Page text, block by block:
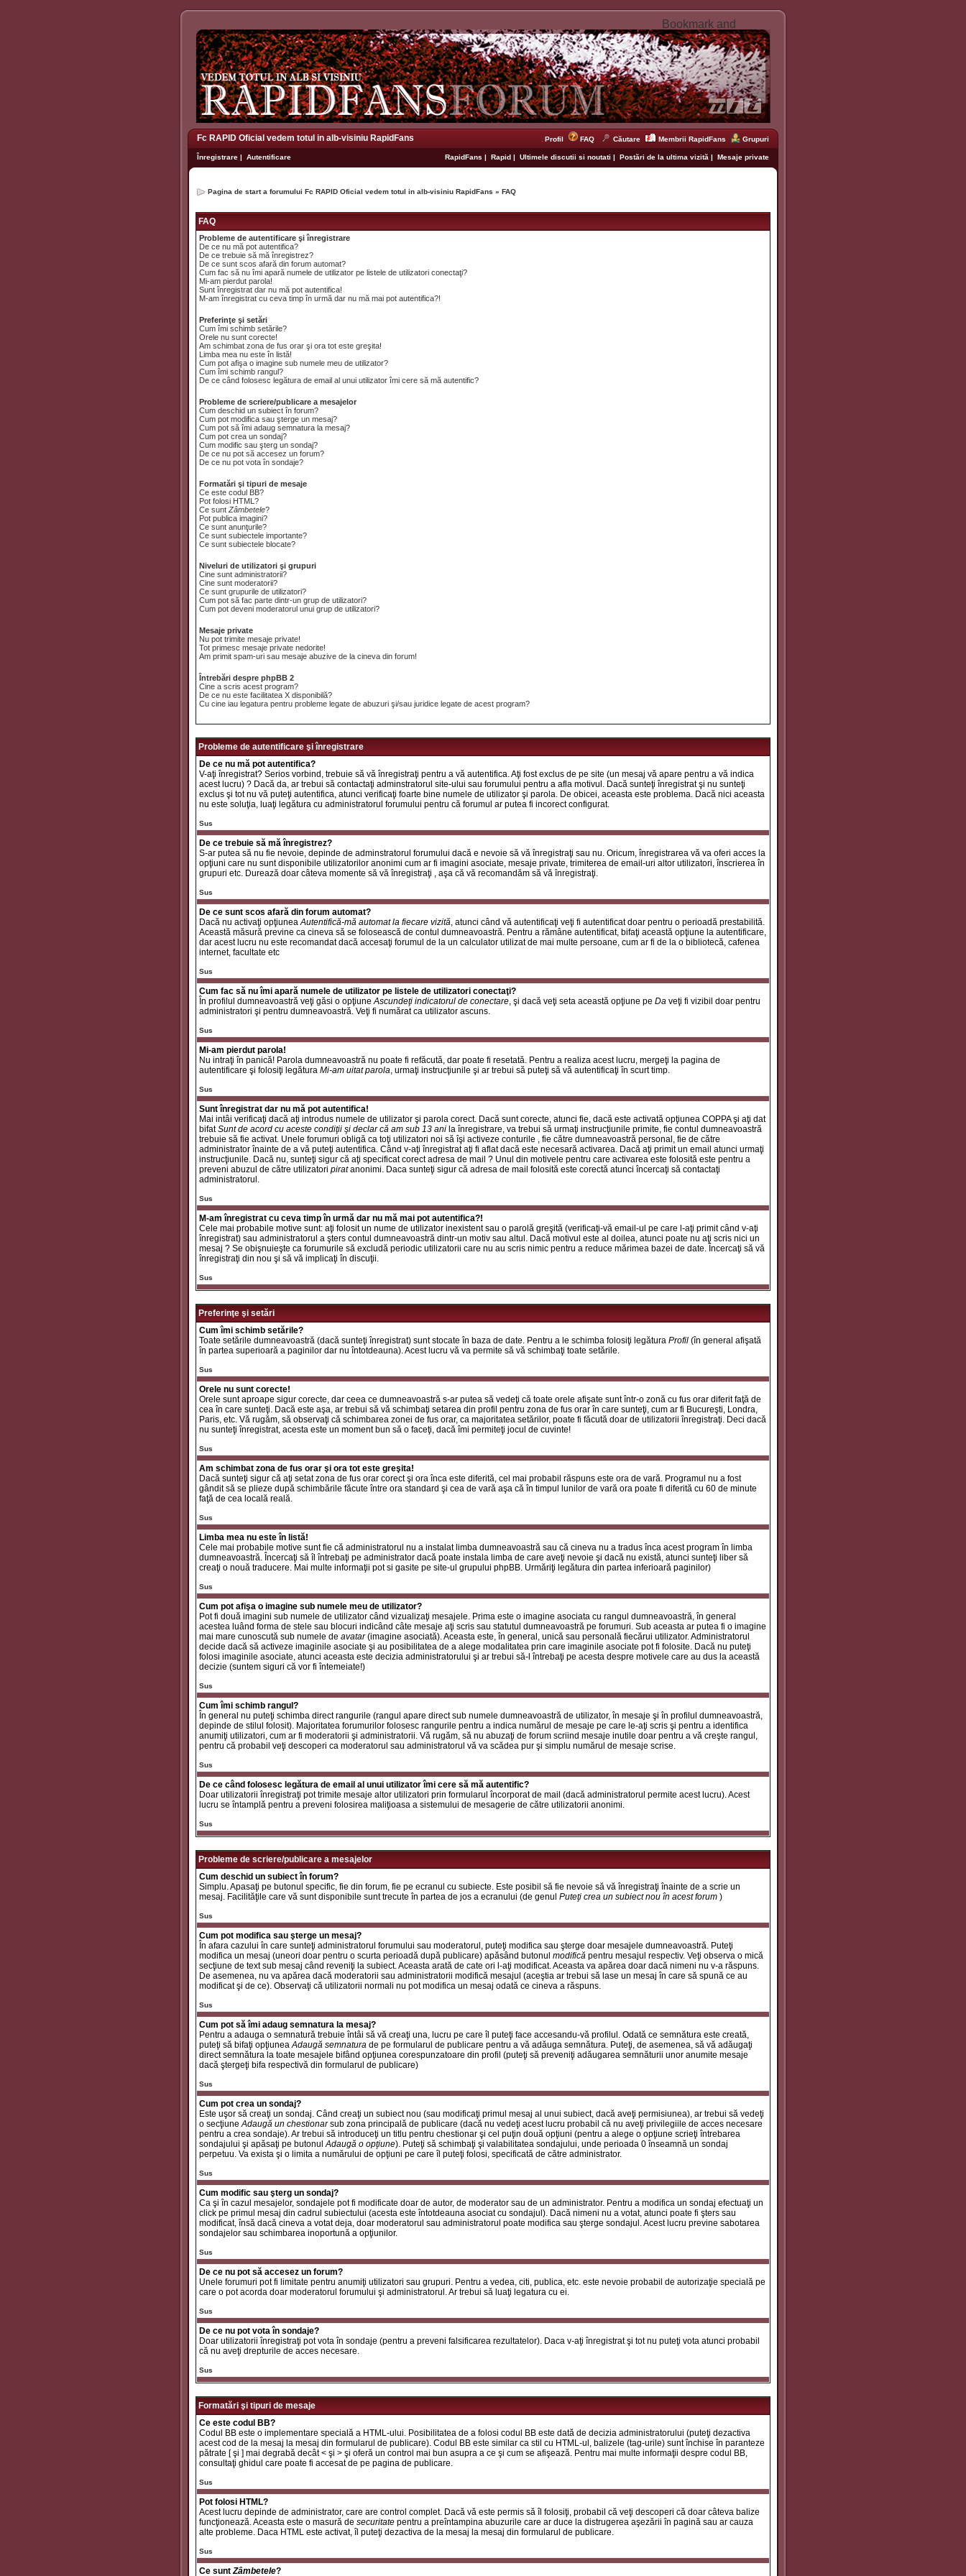
Fc RAPID Oficial vedem totul in alb-visiniu RapidFans Profil FAQ Căutare Membrii RapidFans Grupuri
Înregistrare | Autentificare RapidFans | Rapid | Ultimele discutii si noutati | Postări de la ultima vizită | Mesaje private
Pagina de start a forumului Fc RAPID Oficial vedem totul in alb-visiniu RapidFans » FAQ
FAQ
Probleme de autentificare şi înregistrare
De ce nu mă pot autentifica?
De ce trebuie să mă înregistrez?
De ce sunt scos afară din forum automat?
Cum fac să nu îmi apară numele de utilizator pe listele de utilizatori conectaţi?
Mi-am pierdut parola!
Sunt înregistrat dar nu mă pot autentifica!
M-am înregistrat cu ceva timp în urmă dar nu mă mai pot autentifica?!
Preferinţe şi setări
Cum îmi schimb setările?
Orele nu sunt corecte!
Am schimbat zona de fus orar şi ora tot este greşita!
Limba mea nu este în listă!
Cum pot afişa o imagine sub numele meu de utilizator?
Cum îmi schimb rangul?
De ce când folosesc legătura de email al unui utilizator îmi cere să mă autentific?
Probleme de scriere/publicare a mesajelor
Cum deschid un subiect în forum?
Cum pot modifica sau şterge un mesaj?
Cum pot să îmi adaug semnatura la mesaj?
Cum pot crea un sondaj?
Cum modific sau şterg un sondaj?
De ce nu pot să accesez un forum?
De ce nu pot vota în sondaje?
Formatări şi tipuri de mesaje
Ce este codul BB?
Pot folosi HTML?
Ce sunt Zâmbetele?
Pot publica imagini?
Ce sunt anunţurile?
Ce sunt subiectele importante?
Ce sunt subiectele blocate?
Niveluri de utilizatori şi grupuri
Cine sunt administratorii?
Cine sunt moderatorii?
Ce sunt grupurile de utilizatori?
Cum pot să fac parte dintr-un grup de utilizatori?
Cum pot deveni moderatorul unui grup de utilizatori?
Mesaje private
Nu pot trimite mesaje private!
Tot primesc mesaje private nedorite!
Am primit spam-uri sau mesaje abuzive de la cineva din forum!
Întrebări despre phpBB 2
Cine a scris acest program?
De ce nu este facilitatea X disponibilă?
Cu cine iau legatura pentru probleme legate de abuzuri şi/sau juridice legate de acest program?
Probleme de autentificare şi înregistrare
De ce nu mă pot autentifica?
V-aţi înregistrat? Serios vorbind, trebuie să vă înregistraţi pentru a vă autentifica. Aţi fost exclus de pe site (un mesaj vă apare pentru a vă indica
acest lucru) ? Dacă da, ar trebui să contactaţi adminstratorul site-ului sau forumului pentru a afla motivul. Dacă sunteţi înregistrat şi nu sunteţi
exclus şi tot nu vă puteţi autentifica, atunci verificaţi foarte bine numele de utilizator şi parola. De obicei, aceasta este problema. Dacă nici aceasta
nu este soluţia, luaţi legătura cu administratorul forumului pentru că forumul ar putea fi incorect configurat.
Sus
De ce trebuie să mă înregistrez?
S-ar putea să nu fie nevoie, depinde de adminstratorul forumului dacă e nevoie să vă înregistraţi sau nu. Oricum, înregistrarea vă va oferi acces la
opţiuni care nu sunt disponibile utilizatorilor anonimi cum ar fi imagini asociate, mesaje private, trimiterea de email-uri altor utilizatori, înscrierea în
grupuri etc. Durează doar câteva momente să vă înregistraţi , aşa că vă recomandăm să vă înregistraţi.
Sus
De ce sunt scos afară din forum automat?
Dacă nu activaţi opţiuneaAutentifică-mă automat la fiecare vizită, atunci când vă autentificaţi veţi fi autentificat doar pentru o perioadă prestabilită.
Această măsură previne ca cineva să se folosească de contul dumneavoastră. Pentru a rămâne autentificat, bifaţi această opţiune la autentificare,
dar acest lucru nu este recomandat dacă accesaţi forumul de la un calculator utilizat de mai multe persoane, cum ar fi de la o bibliotecă, cafenea
internet, facultate etc
Sus
Cum fac să nu îmi apară numele de utilizator pe listele de utilizatori conectaţi?
În profilul dumneavoastră veţi găsi o opţiuneAscundeţi indicatorul de conectare, şi dacă veţi seta această opţiune pe Da veţi fi vizibil doar pentru
administratori şi pentru dumneavoastră. Veţi fi numărat ca utilizator ascuns.
Sus
Mi-am pierdut parola!
Nu intraţi în panică! Parola dumneavoastră nu poate fi refăcută, dar poate fi resetată. Pentru a realiza acest lucru, mergeţi la pagina de
autentificare şi folosiţi legătura Mi-am uitat parola, urmaţi instrucţiunile şi ar trebui să puteţi să vă autentificaţi în scurt timp.
Sus
Sunt înregistrat dar nu mă pot autentifica!
Mai intâi verificaţi dacă aţi introdus numele de utilizator şi parola corect. Dacă sunt corecte, atunci fie, dacă este activată opţiunea COPPA şi aţi dat
bifatSunt de acord cu aceste condiţii şi declar că am sub 13 ani la înregistrare, va trebui să urmaţi instrucţiunile primite, fie contul dumneavoastră
trebuie să fie activat. Unele forumuri obligă ca toţi utilizatori noi să îşi activeze conturile , fie către dumneavoastră personal, fie de către
administrator înainte de a vă puteţi autentifica. Când v-aţi înregistrat aţi fi aflat dacă este necesară activarea. Dacă aţi primit un email atunci urmaţi
instrucţiunile. Dacă nu, sunteţi sigur că aţi specificat corect adresa de mail ? Unul din motivele pentru care activarea este folosită este pentru a
preveni abuzul de către utilizatori piratanonimi. Daca sunteţi sigur că adresa de mail folosită este corectă atunci încercaţi să contactaţi
administratorul.
Sus
M-am înregistrat cu ceva timp în urmă dar nu mă mai pot autentifica?!
Cele mai probabile motive sunt: aţi folosit un nume de utilizator inexistent sau o parolă greşită (verificaţi-vă email-ul pe care l-aţi primit când v-aţi
înregistrat) sau administratorul a şters contul dumneavoastră dintr-un motiv sau altul. Dacă motivul este al doilea, atunci poate nu aţi scris nici un
mesaj ? Se obişnuieşte ca forumurile să excludă periodic utilizatorii care nu au scris nimic pentru a reduce mărimea bazei de date. Încercaţi să vă
înregistraţi din nou şi să vă implicaţi în discuţii.
Sus
Preferinţe şi setări
Cum îmi schimb setările?
Toate setările dumneavoastră (dacă sunteţi înregistrat) sunt stocate în baza de date. Pentru a le schimba folosiţi legătura Profil (în general afişată
în partea superioară a paginilor dar nu întotdeauna). Acest lucru vă va permite să vă schimbaţi toate setările.
Sus
Orele nu sunt corecte!
Orele sunt aproape sigur corecte, dar ceea ce dumneavoastră s-ar putea să vedeţi că toate orele afişate sunt într-o zonă cu fus orar diferit faţă de
cea în care sunteţi. Dacă este aşa, ar trebui să vă schimbaţi setarea din profil pentru zona de fus orar în care sunteţi, cum ar fi Bucureşti, Londra,
Paris, etc. Vă rugăm, să observaţi că schimbarea zonei de fus orar, ca majoritatea setărilor, poate fi făcută doar de utilizatorii înregistraţi. Deci dacă
nu sunteţi înregistrat, acesta este un moment bun să o faceţi, dacă îmi permiteţi jocul de cuvinte!
Sus
Am schimbat zona de fus orar şi ora tot este greşita!
Dacă sunteţi sigur că aţi setat zona de fus orar corect şi ora înca este diferită, cel mai probabil răspuns este ora de vară. Programul nu a fost
gândit să se plieze după schimbările făcute între ora standard şi cea de vară aşa că în timpul lunilor de vară ora poate fi diferită cu 60 de minute
faţă de cea locală reală.
Sus
Limba mea nu este în listă!
Cele mai probabile motive sunt fie că administratorul nu a instalat limba dumneavoastră sau că cineva nu a tradus înca acest program în limba
dumneavoastră. Încercaţi să îl întrebaţi pe administrator dacă poate instala limba de care aveţi nevoie şi dacă nu există, atunci sunteţi liber să
creaţi o nouă traducere. Mai multe informaţii pot si gasite pe site-ul grupului phpBB. Urmăriţi legătura din partea inferioară paginilor)
Sus
Cum pot afişa o imagine sub numele meu de utilizator?
Pot fi două imagini sub numele de utilizator când vizualizaţi mesajele. Prima este o imagine asociata cu rangul dumneavoastră, în general
acestea luând forma de stele sau blocuri indicând câte mesaje aţi scris sau statutul dumneavoastră pe forumuri. Sub aceasta ar putea fi o imagine
mai mare cunoscută sub numele de avatar(imagine asociată). Aceasta este, în general, unică sau personală fiecărui utilizator. Administratorul
decide dacă să activeze imaginile asociate şi au posibilitatea de a alege modalitatea prin care imaginile asociate pot fi folosite. Dacă nu puteţi
folosi imaginile asociate, atunci aceasta este decizia administratorului şi ar trebui să-l întrebaţi pe acesta despre motivele care au dus la această
decizie (suntem siguri că vor fi întemeiate!)
Sus
Cum îmi schimb rangul?
În general nu puteţi schimba direct rangurile (rangul apare direct sub numele dumneavoastră de utilizator, în mesaje şi în profilul dumneavoastră,
depinde de stilul folosit). Majoritatea forumurilor folosesc rangurile pentru a indica numărul de mesaje pe care le-aţi scris şi pentru a identifica
anumiţi utilizatori, cum ar fi moderatorii şi administratorii. Vă rugăm, să nu abuzaţi de forum scriind mesaje inutile doar pentru a vă creşte rangul,
pentru că probabil veţi descoperi ca moderatorul sau administratorul vă va scădea pur şi simplu numărul de mesaje scrise.
Sus
De ce când folosesc legătura de email al unui utilizator îmi cere să mă autentific?
Doar utilizatorii înregistraţi pot trimite mesaje altor utilizatori prin formularul încorporat de mail (dacă administratorul permite acest lucru). Acest
lucru se întamplă pentru a preveni folosirea maliţioasa a sistemului de mesagerie de către utilizatorii anonimi.
Sus
Probleme de scriere/publicare a mesajelor
Cum deschid un subiect în forum?
Simplu. Apasaţi pe butonul specific, fie din forum, fie pe ecranul cu subiecte. Este posibil să fie nevoie să vă înregistraţi înainte de a scrie un
mesaj. Facilităţile care vă sunt disponibile sunt trecute în partea de jos a ecranului (de genul Puteţi crea un subiect nou în acest forum )
Sus
Cum pot modifica sau şterge un mesaj?
În afara cazului în care sunteţi administratorul forumului sau moderatorul, puteţi modifica sau şterge doar mesajele dumneavoastră. Puteţi
modifica un mesaj (uneori doar pentru o scurta perioadă după publicare) apăsând butonul modifică pentru mesajul respectiv. Veţi observa o mică
secţiune de text sub mesaj când reveniţi la subiect. Aceasta arată de cate ori l-aţi modificat. Aceasta va apărea doar dacă nimeni nu v-a răspuns.
De asemenea, nu va apărea dacă moderatorii sau administratorii modifică mesajul (aceştia ar trebui să lase un mesaj în care să spună ce au
modificat şi de ce). Observaţi că utilizatorii normali nu pot modifica un mesaj odată ce cineva a răspuns.
Sus
Cum pot să îmi adaug semnatura la mesaj?
Pentru a adauga o semnatură trebuie întâi să vă creaţi una, lucru pe care îl puteţi face accesandu-vă profilul. Odată ce semnătura este creată,
puteţi să bifaţi opţiuneaAdaugă semnatura de pe formularul de publicare pentru a vă adăuga semnătura. Puteţi, de asemenea, să vă adăugaţi
direct semnătura la toate mesajele bifând opţiunea corespunzatoare din profil (puteţi să preveniţi adăugarea semnăturii unor anumite mesaje
dacă ştergeţi bifa respectivă din formularul de publicare)
Sus
Cum pot crea un sondaj?
Este uşor să creaţi un sondaj. Când creaţi un subiect nou (sau modificaţi primul mesaj al unui subiect, dacă aveţi permisiunea), ar trebui să vedeţi
o secţiuneAdaugă un chestionarsub zona principală de publicare (dacă nu vedeţi acest lucru probabil că nu aveţi privilegiile de acces necesare
pentru a crea sondaje). Ar trebui să introduceţi un titlu pentru chestionar şi cel puţin două opţiuni (pentru a alege o opţiune scrieţi întrebarea
sondajului şi apăsaţi pe butonulAdaugă o opţiune). Puteţi să schimbaţi şi valabilitatea sondajului, unde perioada 0 înseamnă un sondaj
perpetuu. Va exista şi o limita a numărului de opţiuni pe care îl puteţi folosi, specificată de către administrator.
Sus
Cum modific sau şterg un sondaj?
Ca şi în cazul mesajelor, sondajele pot fi modificate doar de autor, de moderator sau de un administrator. Pentru a modifica un sondaj efectuaţi un
click pe primul mesaj din cadrul subiectului (acesta este întotdeauna asociat cu sondajul). Dacă nimeni nu a votat, atunci poate fi şters sau
modificat, însă dacă cineva a votat deja, doar moderatorul sau administratorul poate modifica sau şterge sondajul. Acest lucru previne sabotarea
sondajelor sau schimbarea inoportună a opţiunilor.
Sus
De ce nu pot să accesez un forum?
Unele forumuri pot fi limitate pentru anumiţi utilizatori sau grupuri. Pentru a vedea, citi, publica, etc. este nevoie probabil de autorizaţie specială pe
care o pot acorda doar moderatorul forumului şi administratorul. Ar trebui să luaţi legatura cu ei.
Sus
De ce nu pot vota în sondaje?
Doar utilizatorii înregistraţi pot vota în sondaje (pentru a preveni falsificarea rezultatelor). Daca v-aţi înregistrat şi tot nu puteţi vota atunci probabil
că nu aveţi drepturile de acces necesare.
Sus
Formatări şi tipuri de mesaje
Ce este codul BB?
Codul BB este o implementare specială a HTML-ului. Posibilitatea de a folosi codul BB este dată de decizia administratorului (puteţi dezactiva
acest cod de la mesaj la mesaj din formularul de publicare). Codul BB este similar ca stil cu HTML-ul, balizele (tag-urile) sunt închise în paranteze
pătrate [ şi ] mai degrabă decât < şi > şi oferă un control mai bun asupra a ce şi cum se afişează. Pentru mai multe informaţii despre codul BB,
consultaţi ghidul care poate fi accesat de pe pagina de publicare.
Sus
Pot folosi HTML?
Acest lucru depinde de administrator, care are control complet. Dacă vă este permis să îl folosiţi, probabil că veţi descoperi că doar câteva balize
funcţionează. Aceasta este o masură de securitate pentru a preîntampina abuzurile care ar duce la distrugerea aşezării în pagină sau ar cauza
alte probleme. Daca HTML este activat, îl puteţi dezactiva de la mesaj la mesaj din formularul de publicare.
Sus
Ce suntZâmbetele?